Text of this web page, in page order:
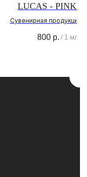
LUCAS - PINK
Сувенирная продукция ,
800 р. / 1 мл